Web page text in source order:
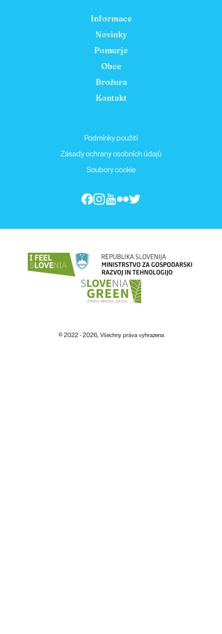
Informace
Novinky
Pomurje
Obce
Brožura
Kontakt
Podmínky použití
Zásady ochrany osobních údajů
Soubory cookie
© 2022 - 2026, Všechny práva vyhrazena